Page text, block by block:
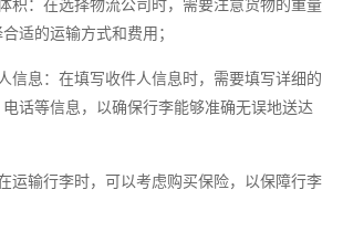
积：在选择物流公司时，需要注意货物的重量
适的运输方式和费用；
信息：在填写收件人信息时，需要填写详细的
话等信息，以确保行李能够准确无误地送达
运输行李时，可以考虑购买保险，以保障行李